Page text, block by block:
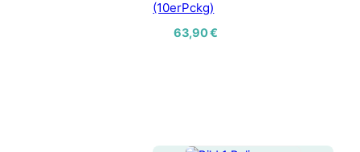
(10erPckg)
63,90€